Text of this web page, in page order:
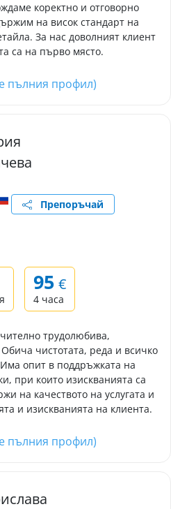
коректно и отговорно
на висок стандарт на
За нас доволният клиент
са на първо място.
пълния профил)
Препоръчай
95 €
4 часа
трудолюбива,
чистотата, реда и всичко
опит в поддръжката на
при които изискванията са
на качеството на услугата и
и изискванията на клиента.
пълния профил)